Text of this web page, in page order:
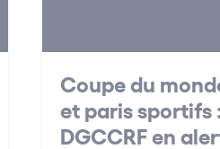
Coupe du
et paris sportifs
DGCCRF en